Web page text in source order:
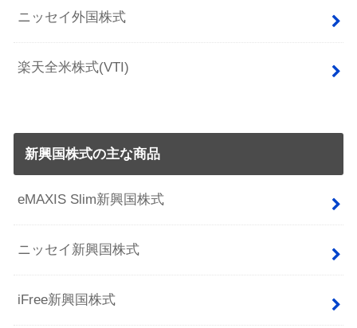
ニッセイ外国株式
楽天全米株式(VTI)
新興国株式の主な商品
eMAXIS Slim新興国株式
ニッセイ新興国株式
iFree新興国株式